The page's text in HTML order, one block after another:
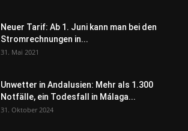
Neuer Tarif: Ab 1. Juni kann man bei den
Stromrechnungen in...
31. Mai 2021
Unwetter in Andalusien: Mehr als 1.300
Notfälle, ein Todesfall in Málaga...
31. Oktober 2024